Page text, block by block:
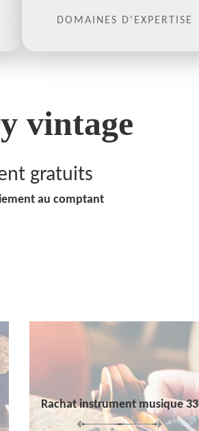
DOMAINES D'EXPERTISE
vintage
gratuits
au comptant
Rachat instrument musique 33